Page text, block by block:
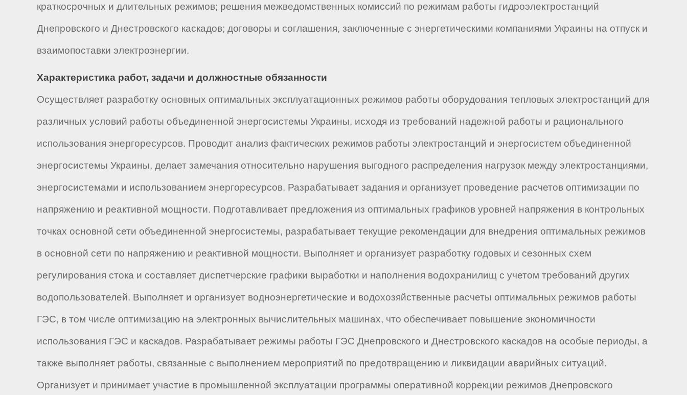
краткосрочных и длительных режимов; решения межведомственных комиссий по режимам работы гидроэлектростанций
Днепровского и Днестровского каскадов; договоры и соглашения, заключенные с энергетическими компаниями Украины на отпуск и
взаимопоставки электроэнергии.
Характеристика работ, задачи и должностные обязанности
Осуществляет разработку основных оптимальных эксплуатационных режимов работы оборудования тепловых электростанций для
различных условий работы объединенной энергосистемы Украины, исходя из требований надежной работы и рационального
использования энергоресурсов. Проводит анализ фактических режимов работы электростанций и энергосистем объединенной
энергосистемы Украины, делает замечания относительно нарушения выгодного распределения нагрузок между электростанциями,
энергосистемами и использованием энергоресурсов. Разрабатывает задания и организует проведение расчетов оптимизации по
напряжению и реактивной мощности. Подготавливает предложения из оптимальных графиков уровней напряжения в контрольных
точках основной сети объединенной энергосистемы, разрабатывает текущие рекомендации для внедрения оптимальных режимов
в основной сети по напряжению и реактивной мощности. Выполняет и организует разработку годовых и сезонных схем
регулирования стока и составляет диспетчерские графики выработки и наполнения водохранилищ с учетом требований других
водопользователей. Выполняет и организует водноэнергетические и водохозяйственные расчеты оптимальных режимов работы
ГЭС, в том числе оптимизацию на электронных вычислительных машинах, что обеспечивает повышение экономичности
использования ГЭС и каскадов. Разрабатывает режимы работы ГЭС Днепровского и Днестровского каскадов на особые периоды, а
также выполняет работы, связанные с выполнением мероприятий по предотвращению и ликвидации аварийных ситуаций.
Организует и принимает участие в промышленной эксплуатации программы оперативной коррекции режимов Днепровского